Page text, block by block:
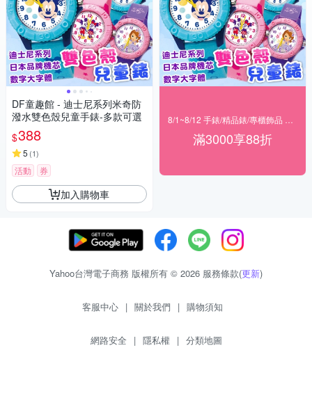
DF童趣館 - 迪士尼系列米奇防
潑水雙色殼兒童手錶-多款可選
$388
5 (1)
活動 券
加入購物車
滿3000享88折
Yahoo台灣電子商務 版權所有 © 2026 服務條款(更新)
客服中心 | 關於我們 | 購物須知
網路安全 | 隱私權 | 分類地圖